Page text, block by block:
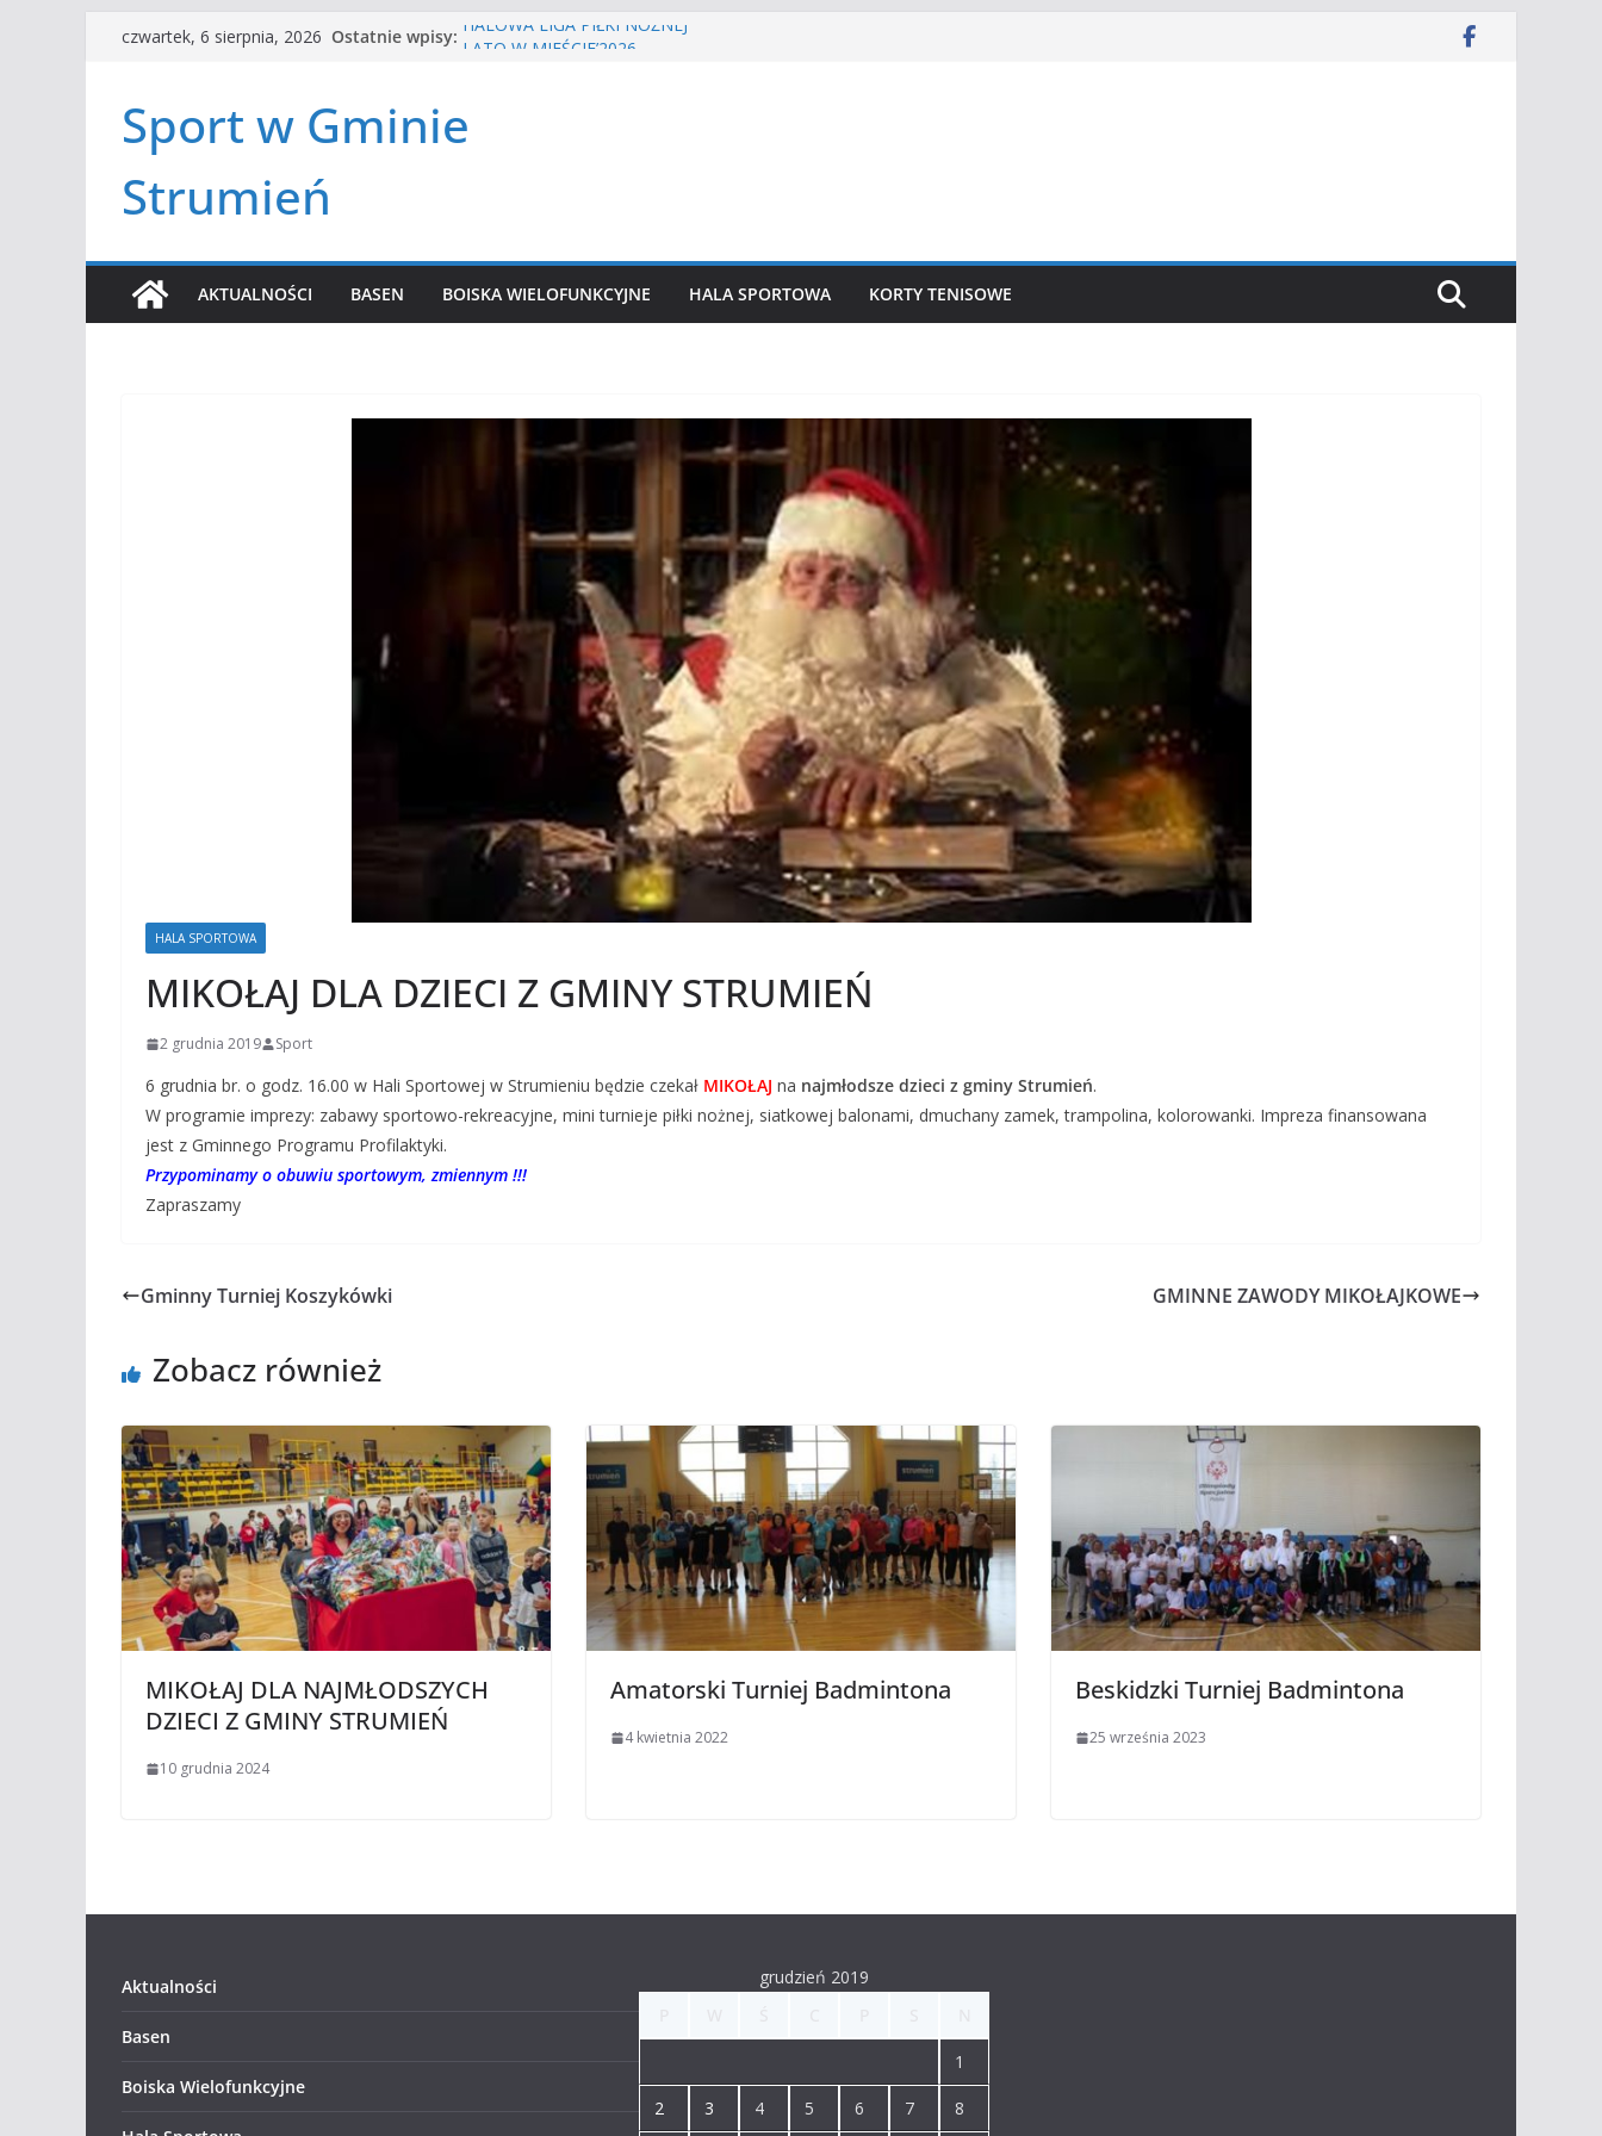
Przejdźczwartek, 6 sierpnia, 2026 Ostatnie wpisy: HALOWA LIGA PIŁKI NOŻNEJ
Czwórbój lekkoatletyczny
Sport w Gminie
Strumień
AKTUALNOŚCI BASEN BOISKA WIELOFUNKCYJNE HALA SPORTOWA KORTY TENISOWE
HALA SPORTOWA
MIKOŁAJ DLA DZIECI Z GMINY STRUMIEŃ
2 grudnia 2019 Sport
6 grudnia br. o godz. 16.00 w Hali Sportowej w Strumieniu będzie czekał MIKOŁAJ na najmłodsze dzieci z gminy Strumień.
W programie imprezy: zabawy sportowo-rekreacyjne, mini turnieje piłki nożnej, siatkowej balonami, dmuchany zamek, trampolina, kolorowanki. Impreza finansowana
jest z Gminnego Programu Profilaktyki.
Przypominamy o obuwiu sportowym, zmiennym !!!
Zapraszamy
Gminny Turniej Koszykówki GMINNE ZAWODY MIKOŁAJKOWE
Zobacz również
MIKOŁAJ DLA NAJMŁODSZYCH
DZIECI Z GMINY STRUMIEŃ
10 grudnia 2024
Amatorski Turniej Badmintona
4 kwietnia 2022
Beskidzki Turniej Badmintona
25 września 2023
Aktualności
Basen
Boiska Wielofunkcyjne
grudzień 2019
1
2 3 4 5 6 7 8